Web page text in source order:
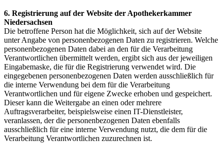
6. Registrierung auf der Website der Apothekerkammer
Niedersachsen
Die betroffene Person hat die Möglichkeit, sich auf der Website
unter Angabe von personenbezogenen Daten zu registrieren. Welche
personenbezogenen Daten dabei an den für die Verarbeitung
Verantwortlichen übermittelt werden, ergibt sich aus der jeweiligen
Eingabemaske, die für die Registrierung verwendet wird. Die
eingegebenen personenbezogenen Daten werden ausschließlich für
die interne Verwendung bei dem für die Verarbeitung
Verantwortlichen und für eigene Zwecke erhoben und gespeichert.
Dieser kann die Weitergabe an einen oder mehrere
Auftragsverarbeiter, beispielsweise einen IT-Dienstleister,
veranlassen, der die personenbezogenen Daten ebenfalls
ausschließlich für eine interne Verwendung nutzt, die dem für die
Verarbeitung Verantwortlichen zuzurechnen ist.